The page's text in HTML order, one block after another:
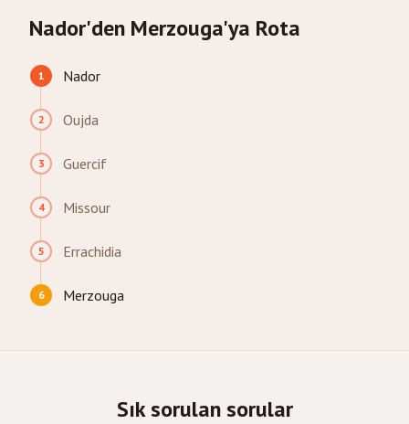
Nador'den Merzouga'ya Rota
1 Nador
2 Oujda
3 Guercif
4 Missour
5 Errachidia
6 Merzouga
Sık sorulan sorular